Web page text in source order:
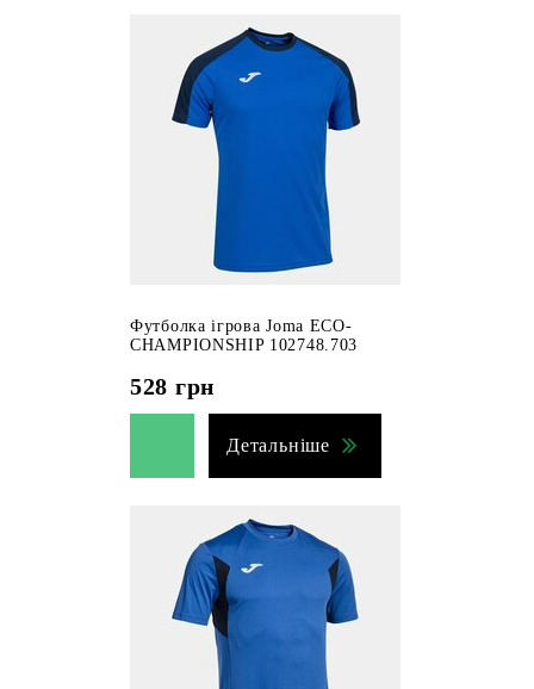
Футболка ігрова Joma ECO-
CHAMPIONSHIP 102748.703
528 грн
Детальніше